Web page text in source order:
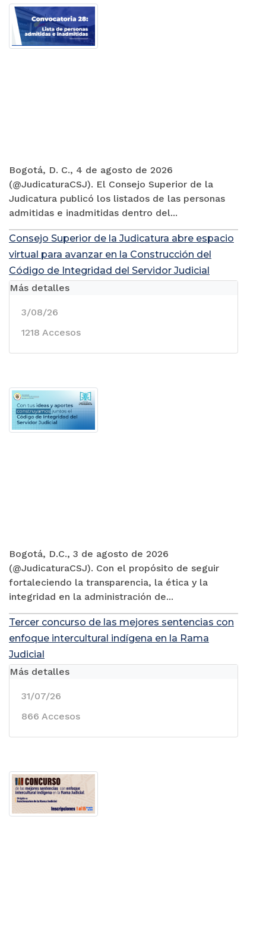
Bogotá, D. C., 4 de agosto de 2026
(@JudicaturaCSJ). El Consejo Superior de la
Judicatura publicó los listados de las personas
admitidas e inadmitidas dentro del...
Consejo Superior de la Judicatura abre espacio
virtual para avanzar en la Construcción del
Código de Integridad del Servidor Judicial
Bogotá, D.C., 3 de agosto de 2026
(@JudicaturaCSJ). Con el propósito de seguir
fortaleciendo la transparencia, la ética y la
integridad en la administración de...
Más detalles
3/08/26
1218 Accesos
Tercer concurso de las mejores sentencias con
enfoque intercultural indígena en la Rama
Judicial
Más detalles
31/07/26
866 Accesos